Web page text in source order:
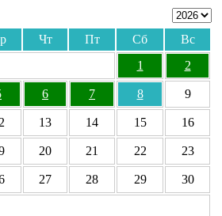
Чт Пт Сб
Вс
1
2
6 7 8 9
13 14 15 16
20 21 22 23
27 28 29 30